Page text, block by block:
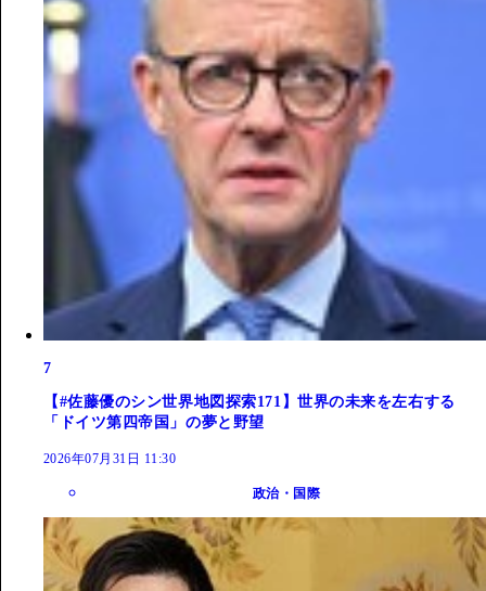
7
【#佐藤優のシン世界地図探索171】世界の未来を左右する
「ドイツ第四帝国」の夢と野望
2026年07月31日 11:30
政治・国際